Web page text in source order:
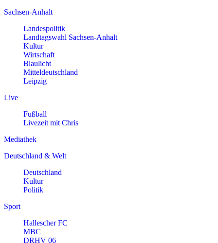
Sachsen-Anhalt
Landespolitik
Landtagswahl Sachsen-Anhalt
Kultur
Wirtschaft
Blaulicht
Mitteldeutschland
Leipzig
Live
Fußball
Livezeit mit Chris
Mediathek
Deutschland & Welt
Deutschland
Kultur
Politik
Sport
Hallescher FC
MBC
DRHV 06